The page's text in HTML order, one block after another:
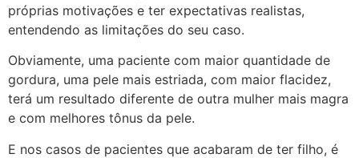
próprias motivações e ter expectativas realistas,
entendendo as limitações do seu caso.
Obviamente, uma paciente com maior quantidade de
gordura, uma pele mais estriada, com maior flacidez,
terá um resultado diferente de outra mulher mais magra
e com melhores tônus da pele.
E nos casos de pacientes que acabaram de ter filho, é